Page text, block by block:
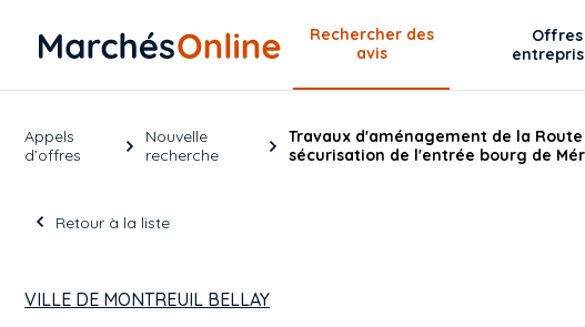
Rechercher des
avis
Offres
Appels
d’offres
Nouvelle
recherche
Travaux d'aménagement de la
sécurisation de l'entrée bourg de
Retour à la liste
VILLE DE MONTREUIL BELLAY